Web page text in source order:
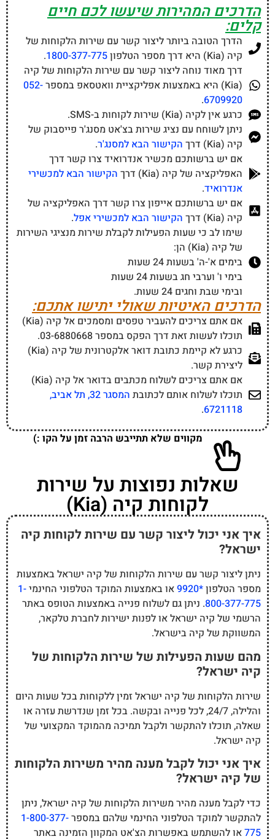
הדרכים המהירות שיעשו לכם חיים
קלים:
הדרך הטובה ביותר ליצור קשר עם שירות הלקוחות של
קיה (Kia) היא דרך מספר הטלפון
1800-377-775
.
דרך מאוד נוחה ליצור קשר עם שירות הלקוחות של קיה
(Kia) היא באמצעות אפליקציית וואטסאפ במספר
052-
6709920
.
כרגע אין לקיה (Kia) שירות לקוחות ב-SMS.
ניתן לשוחח עם נציג שירות בצ'אט מסנג'ר פייסבוק של
קיה (Kia) דרך
הקישור הבא למסנג'ר.
אם יש ברשותכם מכשיר אנדרואיד צרו קשר דרך
האפליקציה של קיה (Kia) דרך
הקישור הבא למכשירי
אנדרואיד.
אם יש ברשותכם אייפון צרו קשר דרך האפליקציה של
קיה (Kia) דרך
הקישור הבא למכשירי אפל.
שימו לב כי שעות הפעילות לקבלת שירות מנציגי השירות
של קיה (Kia) הן:
בימים א'-ה' בשעות 24 שעות
בימי ו' וערבי חג בשעות 24 שעות
ובימי שבת וחגים 24 שעות.
הדרכים האיטיות שאולי יתישו אתכם:
אם אתם צריכים להעביר טפסים ומסמכים אל קיה (Kia)
תוכלו לעשות זאת דרך הפקס במספר 03-6880668.
כרגע לא קיימת כתובת דואר אלקטרונית של קיה (Kia)
ליצירת קשר.
אם אתם צריכים לשלוח מכתבים בדואר אל קיה (Kia)
תוכלו לשלוח אותם לכתובת
המסגר 32, תל אביב,
6721118
.
מקווים שלא תתייבש הרבה זמן על הקו :)
שאלות נפוצות על שירות
לקוחות קיה (Kia)
איך אני יכול ליצור קשר עם שירות לקוחות קיה
ישראל?
ניתן ליצור קשר עם שירות הלקוחות של קיה ישראל באמצעות
מספר הטלפון*9920 או באמצעות המוקד הטלפוני החינמי1-
800-377-775. ניתן גם לשלוח פנייה באמצעות הטופס באתר
הרשמי של קיה ישראל או לפנות ישירות לחברת טלקאר,
המשווקת של קיה בישראל.
מהם שעות הפעילות של שירות הלקוחות של
קיה ישראל?
שירות הלקוחות של קיה ישראל זמין ללקוחות בכל שעות היום
והלילה, 24/7, לכל פנייה ובקשה. בכל זמן שנדרשת עזרה או
שאלה, תוכלו להתקשר ולקבל תמיכה מהמוקד המקצועי של
קיה ישראל.
איך אני יכול לקבל מענה מהיר משירות הלקוחות
של קיה ישראל?
כדי לקבל מענה מהיר משירות הלקוחות של קיה ישראל, ניתן
להתקשר למוקד הטלפוני החינמי שלהם במספר1-800-377-
775או להשתמש באפשרות הצ'אט המקוון הזמינה באתר